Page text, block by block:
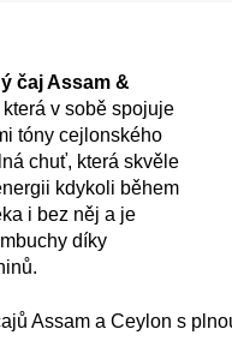
čaj Assam &
v sobě spojuje
tóny cejlonského
chuť, která skvěle
kdykoli během
i bez něj a je
díky
Assam a Ceylon s